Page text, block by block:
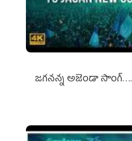
జగనన్న అజెండా సాంగ్….